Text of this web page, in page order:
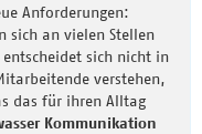
Anforderungen:
sich an vielen Stellen
sich nicht in
verstehen,
das für ihren Alltag
Kommunikation